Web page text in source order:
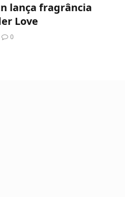
lança fragrância
Love
0